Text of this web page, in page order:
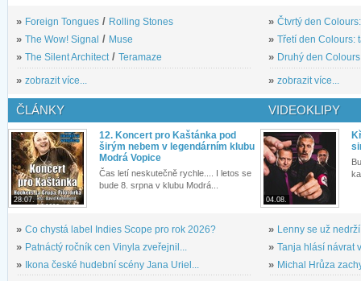
» Foreign Tongues / Rolling Stones
» The Wow! Signal / Muse
» The Silent Architect/ Teramaze
» zobrazit více...
» Čtvrtý den
» Třetí den Colours:
» Druhý den
» zobrazit více...
ČLÁNKY
28.07.
12. Koncert pro Kaštánka pod
širým nebem v legendárním klubu
Modrá Vopice
Čas letí neskutečně rychle.... I letos se
bude 8. srpna v klubu Modrá...
» Co chystá label Indies Scope pro rok 2026?
» Patnáctý ročník cen Vinyla zveřejnil...
» Ikona české hudební scény Jana Uriel...
VIDEOKLIPY
04.08.
» Lenny se už
» Tanja hlásí návrat
» Michal Hrůza